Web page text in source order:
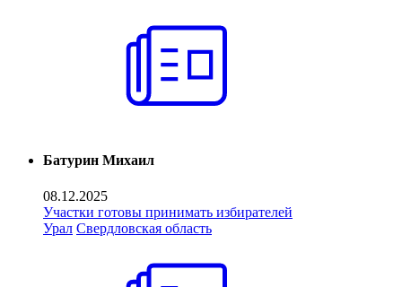
Батурин Михаил
08.12.2025
Участки готовы принимать избирателей
Урал Свердловская область